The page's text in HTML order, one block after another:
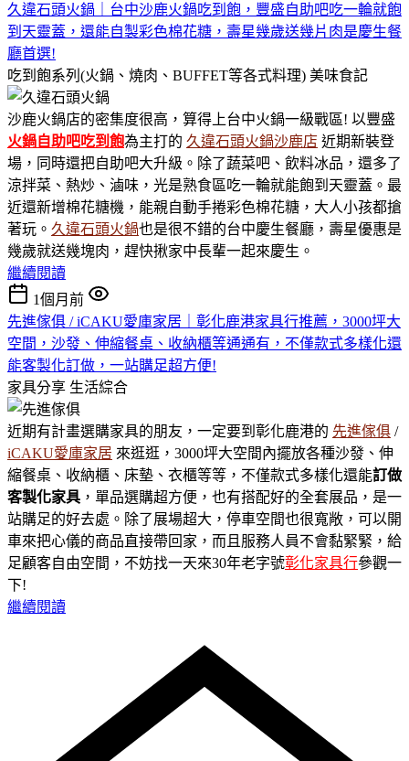
久違石頭火鍋｜台中沙鹿火鍋吃到飽，豐盛自助吧吃一輪就飽
到天靈蓋，還能自製彩色棉花糖，壽星幾歲送幾片肉是慶生餐
廳首選!
吃到飽系列(火鍋、燒肉、BUFFET等各式料理) 美味食記
沙鹿火鍋店的密集度很高，算得上台中火鍋一級戰區! 以豐盛
火鍋自助吧吃到飽為主打的 久違石頭火鍋沙鹿店 近期新裝登
場，同時還把自助吧大升級。除了蔬菜吧、飲料冰品，還多了
涼拌菜、熱炒、滷味，光是熟食區吃一輪就能飽到天靈蓋。最
近還新增棉花糖機，能親自動手捲彩色棉花糖，大人小孩都搶
著玩。 久違石頭火鍋也是很不錯的台中慶生餐廳，壽星優惠是
幾歲就送幾塊肉，趕快揪家中長輩一起來慶生。
繼續閱讀
1個月前
先進傢俱 / iCAKU愛庫家居｜彰化鹿港家具行推薦，3000坪大
空間，沙發、伸縮餐桌、收納櫃等通通有，不僅款式多樣化還
能客製化訂做，一站購足超方便!
家具分享 生活綜合
近期有計畫選購家具的朋友，一定要到彰化鹿港的 先進傢俱 /
iCAKU愛庫家居 來逛逛，3000坪大空間內擺放各種沙發、伸
縮餐桌、收納櫃、床墊、衣櫃等等，不僅款式多樣化還能訂做
客製化家具 ，單品選購超方便，也有搭配好的全套展品，是一
站購足的好去處。除了展場超大，停車空間也很寬敞，可以開
車來把心儀的商品直接帶回家，而且服務人員不會黏緊緊，給
足顧客自由空間，不妨找一天來30年老字號彰化家具行參觀一
下!
繼續閱讀